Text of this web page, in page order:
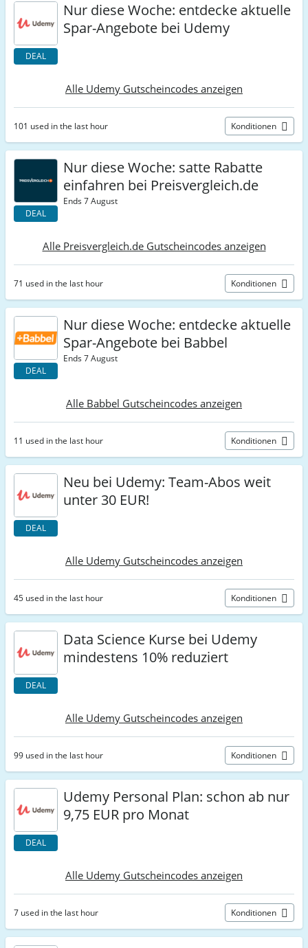
DEAL
Nur diese Woche: entdecke aktuelle
Spar-Angebote bei Udemy
Alle Udemy Gutscheincodes anzeigen
101 used in the last hour Konditionen
DEAL
Nur diese Woche: satte Rabatte
einfahren bei Preisvergleich.de
Ends 7 August
Alle Preisvergleich.de Gutscheincodes anzeigen
71 used in the last hour Konditionen
DEAL
Nur diese Woche: entdecke aktuelle
Spar-Angebote bei Babbel
Ends 7 August
Alle Babbel Gutscheincodes anzeigen
11 used in the last hour Konditionen
DEAL
Neu bei Udemy: Team-Abos weit
unter 30 EUR!
Alle Udemy Gutscheincodes anzeigen
45 used in the last hour Konditionen
DEAL
Data Science Kurse bei Udemy
mindestens 10% reduziert
Alle Udemy Gutscheincodes anzeigen
99 used in the last hour Konditionen
DEAL
Udemy Personal Plan: schon ab nur
9,75 EUR pro Monat
Alle Udemy Gutscheincodes anzeigen
7 used in the last hour Konditionen